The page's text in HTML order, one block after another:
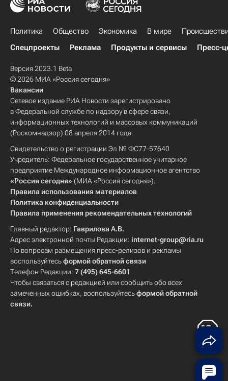
Политика Общество Экономика В мире
Спецпроекты
Реклама Продукты и сервисы Пресс-
Версия 2023.1 Beta
© 2026 МИА «Россия сегодня»
Вакансии
Сетевое издание РИА Новости зарегистрировано
в Федеральной службе по надзору в сфере связи,
информационных технологий и массовых коммуникаций
(Роскомнадзор) 08 апреля 2014 года.
Свидетельство о регистрации Эл № ФС77-57640
Учредитель: Федеральное государственное унитарное
предприятие Международное информационное агентство
«Россия сегодня» (МИА «Россия сегодня»).
Правила использования материалов
Политика конфиденциальности
Правила применения рекомендательных технологий
Главный редактор: Гаврилова А.В.
Адрес электронной почты Редакции: internet-group@ria.ru
По вопросам размещения пресс-релизов и рекламы
воспользуйтесьформой обратной связи
Телефон Редакции: 7 (495) 645-6601
Чтобы связаться с редакцией или сообщить обо всех
замеченных ошибках, воспользуйтесьформой обратной
связи.